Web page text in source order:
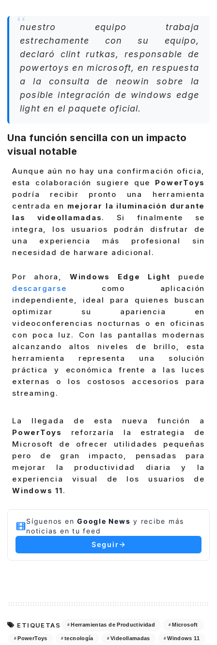
nuestro equipo trabaja
estrechamente con su equipo,
declaró clint rutkas, responsable de
powertoys en microsoft, en respuesta
a la consulta de neowin sobre la
posible integración de windows edge
light en el paquete oficial.
Una función sencilla con un impacto
visual notable
Aunque aún no hay una confirmación oficia,
esta colaboración sugiere que PowerToys
podría recibir pronto una herramienta
centrada en mejorar la iluminación durante
las videollamadas. Si finalmente se
integra, los usuarios podrán disfrutar de
una experiencia más profesional sin
necesidad de harware adicional.
Por ahora, Windows Edge Light
puede
descargarse como aplicación
independiente, ideal para quienes buscan
optimizar su apariencia en
videoconferencias nocturnas o en oficinas
con poca luz. Con las pantallas modernas
alcanzando altos niveles de brillo, esta
herramienta representa una solución
práctica y económica frente a las luces
externas o los costosos accesorios para
streaming.
La llegada de esta nueva función a
PowerToys
reforzaría la estrategia de
Microsoft de ofrecer utilidades pequeñas
pero de gran impacto, pensadas para
mejorar la productividad diaria y la
experiencia visual de los usuarios de
Windows 11.
Síguenos en Google News y recibe más
noticias en tu feed
Seguir
ETIQUETAS Herramientas de Productividad Microsoft
PowerToys tecnología Videollamadas Windows 11